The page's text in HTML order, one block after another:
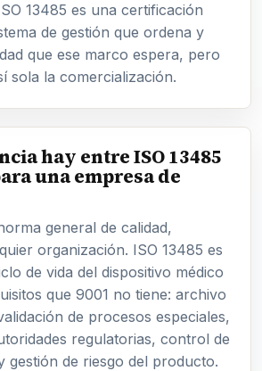
13485 es una certificación
de gestión que ordena y
que ese marco espera, pero
sola la comercialización.
hay entre ISO 13485
una empresa de
general de calidad,
organización. ISO 13485 es
de vida del dispositivo médico
que 9001 no tiene: archivo
de procesos especiales,
regulatorias, control de
gestión de riesgo del producto.